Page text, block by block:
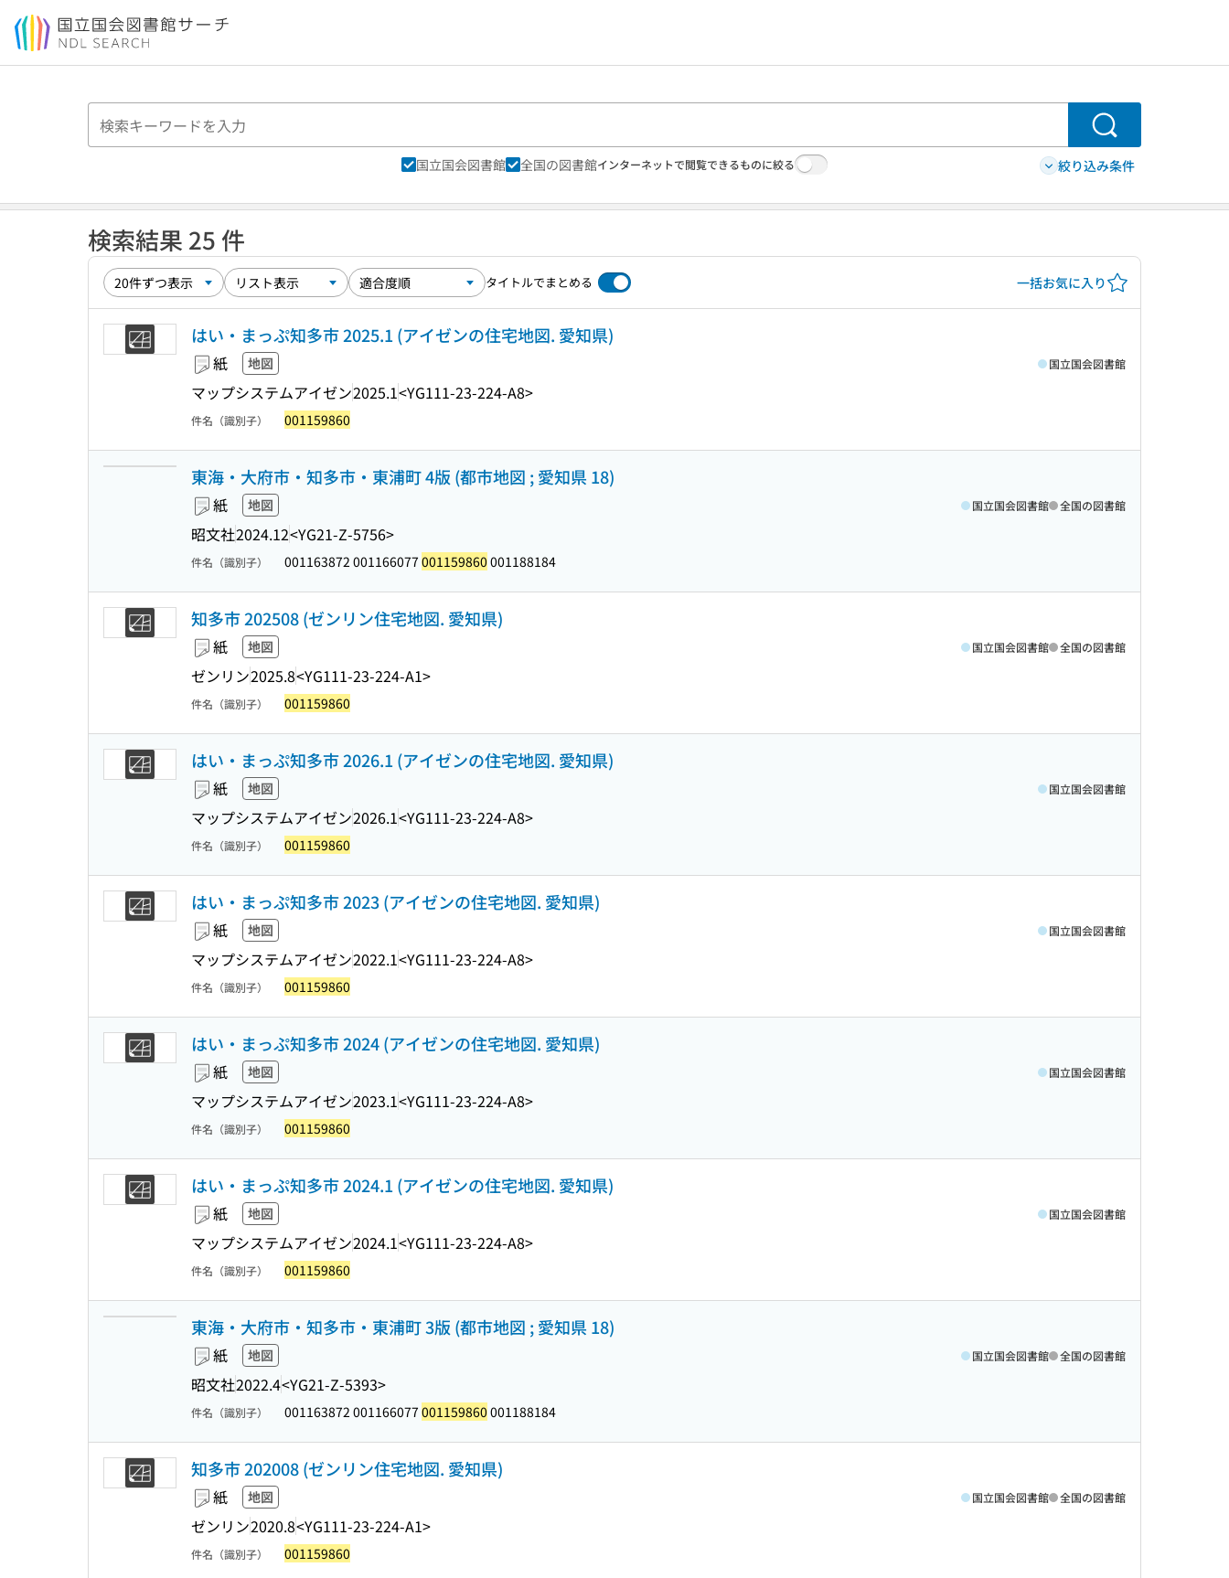
本文へ移動
検索
国立国会図書館 全国の図書館インターネットで閲覧できるものに絞る 絞り込み条件
検索結果 25 件
タイトルでまとめる 一括お気に入り
はい・まっぷ知多市 2025.1 (アイゼンの住宅地図. 愛知県)
紙 地図
マップシステムアイゼン2025.1<YG111-23-224-A8>
国立国会図書館
件名（識別子） 001159860
東海・大府市・知多市・東浦町 4版 (都市地図 ; 愛知県 18)
紙 地図
昭文社2024.12<YG21-Z-5756>
国立国会図書館 全国の図書館
件名（識別子） 001163872 001166077 001159860 001188184
知多市 202508 (ゼンリン住宅地図. 愛知県)
紙 地図
ゼンリン2025.8<YG111-23-224-A1>
国立国会図書館 全国の図書館
件名（識別子） 001159860
はい・まっぷ知多市 2026.1 (アイゼンの住宅地図. 愛知県)
紙 地図
マップシステムアイゼン2026.1<YG111-23-224-A8>
国立国会図書館
件名（識別子） 001159860
はい・まっぷ知多市 2023 (アイゼンの住宅地図. 愛知県)
紙 地図
マップシステムアイゼン2022.1<YG111-23-224-A8>
国立国会図書館
件名（識別子） 001159860
はい・まっぷ知多市 2024 (アイゼンの住宅地図. 愛知県)
紙 地図
マップシステムアイゼン2023.1<YG111-23-224-A8>
国立国会図書館
件名（識別子） 001159860
はい・まっぷ知多市 2024.1 (アイゼンの住宅地図. 愛知県)
紙 地図
マップシステムアイゼン2024.1<YG111-23-224-A8>
国立国会図書館
件名（識別子） 001159860
東海・大府市・知多市・東浦町 3版 (都市地図 ; 愛知県 18)
紙 地図
昭文社2022.4<YG21-Z-5393>
国立国会図書館 全国の図書館
件名（識別子） 001163872 001166077 001159860 001188184
知多市 202008 (ゼンリン住宅地図. 愛知県)
紙 地図
ゼンリン2020.8<YG111-23-224-A1>
国立国会図書館 全国の図書館
件名（識別子） 001159860